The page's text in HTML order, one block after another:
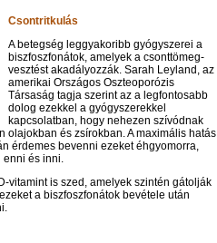
Csontritkulás
A betegség leggyakoribb gyógyszerei a
biszfoszfonátok, amelyek a csonttömeg-
vesztést akadályozzák. Sarah Leyland, az
amerikai Országos Oszteoporózis
Társaság tagja szerint az a legfontosabb
dolog ezekkel a gyógyszerekkel
kapcsolatban, hogy nehezen szívódnak
olajokban és zsírokban. A maximális hatás
érdemes bevenni ezeket éhgyomorra,
enni és inni.
vitamint is szed, amelyek szintén gátolják
a biszfoszfonátok bevétele után